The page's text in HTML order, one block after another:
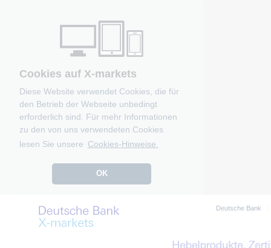
Cookies auf X-markets
Diese Website verwendet Cookies, die für
den Betrieb der Webseite unbedingt
erforderlich sind. Für mehr Informationen
zu den von uns verwendeten Cookies
lesen Sie unsere Cookies-Hinweise.
OK
Deutsche Bank